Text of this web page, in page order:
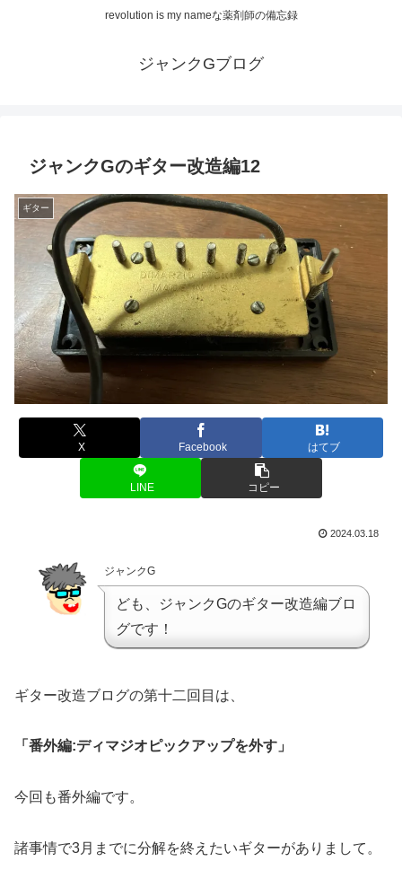
revolution is my nameな薬剤師の備忘録
ジャンクGブログ
ジャンクGのギター改造編12
ギター
X Facebook はてブ
LINE コピー
2024.03.18
ジャンクG
ども、ジャンクGのギター改造編ブロ
グです！
ギター改造ブログの第十二回目は、
「番外編:ディマジオピックアップを外す」
今回も番外編です。
諸事情で3月までに分解を終えたいギターがありまして。